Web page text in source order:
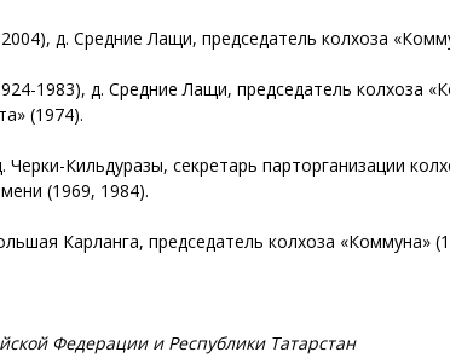
д. Средние Лащи, председатель колхоза
1983), д. Средние Лащи, председатель колхоза
(1974).
Черки-Кильдуразы, секретарь парторганизации
(1969, 1984).
Карланга, председатель колхоза «Коммуна»
Федерации и Республики Татарстан